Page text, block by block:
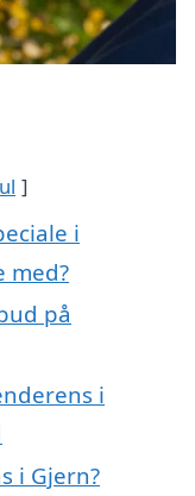
i
med?
på
i
i Gjern?